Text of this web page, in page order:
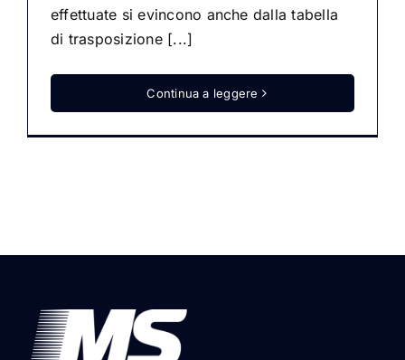
effettuate si evincono anche dalla tabella
di trasposizione [...]
Continua a leggere